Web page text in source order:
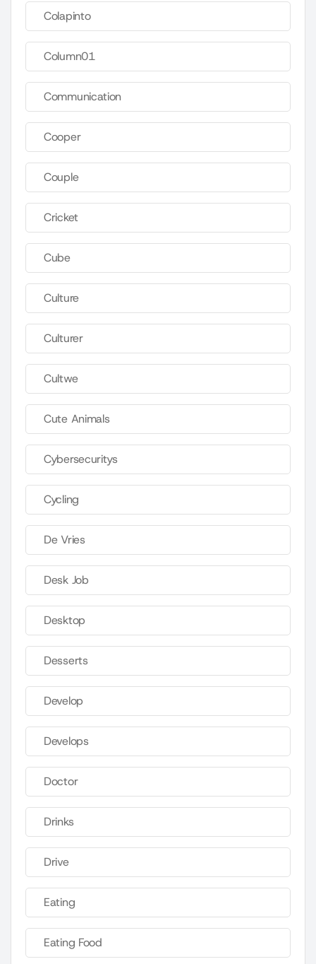
Colapinto
Column01
Communication
Cooper
Couple
Cricket
Cube
Culture
Culturer
Cultwe
Cute Animals
Cybersecuritys
Cycling
De Vries
Desk Job
Desktop
Desserts
Develop
Develops
Doctor
Drinks
Drive
Eating
Eating Food